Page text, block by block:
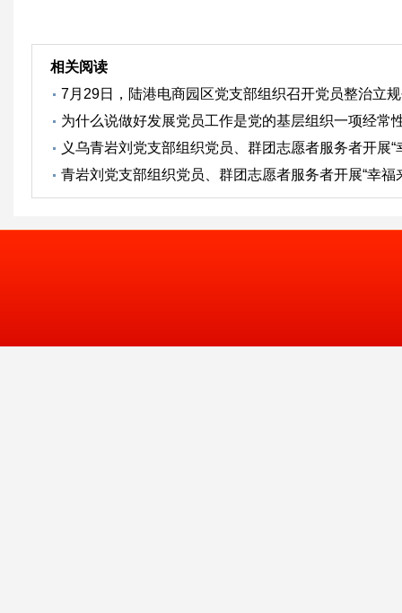
相关阅读
7月29日，陆港电商园区党支部组织召开党员整治立
为什么说做好发展党员工作是党的基层组织一项经常
义乌青岩刘党支部组织党员、群团志愿者服务者开展“
青岩刘党支部组织党员、群团志愿者服务者开展“幸福